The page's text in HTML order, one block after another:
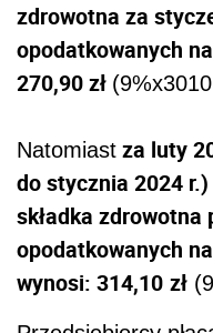
zdrowotna za
opodatkowanych
270,90 zł (9%x3010
Natomiast za luty
do stycznia 2024
składka
opodatkowanych
wynosi: 314,10 zł